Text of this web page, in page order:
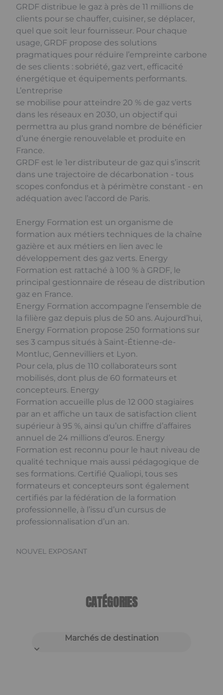
GRDF distribue le gaz à près de 11 millions de
clients pour se chauffer, cuisiner, se déplacer,
quel que soit leur fournisseur. Pour chaque
usage, GRDF propose des solutions
pragmatiques pour réduire l’empreinte carbone
de ses clients : sobriété, gaz vert, efficacité
énergétique et équipements performants.
L’entreprise
se mobilise pour atteindre 20 % de gaz verts
dans les réseaux en 2030, un objectif qui
permettra au plus grand nombre de bénéficier
d’une énergie renouvelable et produite en
France.
GRDF est le 1er distributeur de gaz qui s’inscrit
dans une trajectoire de décarbonation - tous
scopes confondus et à périmètre constant - en
adéquation avec l’accord de Paris.
Energy Formation est un organisme de
formation aux métiers techniques de la chaîne
gazière et aux métiers en lien avec le
développement des gaz verts. Energy
Formation est rattaché à 100 % à GRDF, le
principal gestionnaire de réseau de distribution
gaz en France.
Energy Formation accompagne l’ensemble de
la filière gaz depuis plus de 50 ans. Aujourd’hui,
Energy Formation propose 250 formations sur
ses 3 campus situés à Saint-Étienne-de-
Montluc, Gennevilliers et Lyon.
Pour cela, plus de 110 collaborateurs sont
mobilisés, dont plus de 60 formateurs et
concepteurs. Energy
Formation accueille plus de 12 000 stagiaires
par an et affiche un taux de satisfaction client
supérieur à 95 %, ainsi qu’un chiffre d’affaires
annuel de 24 millions d’euros. Energy
Formation est reconnu pour le haut niveau de
qualité technique mais aussi pédagogique de
ses formations. Certifié Qualiopi, tous ses
formateurs et concepteurs sont également
certifiés par la fédération de la formation
professionnelle, à l’issu d’un cursus de
professionnalisation d’un an.
NOUVEL EXPOSANT
CATÉGORIES
Marchés de destination